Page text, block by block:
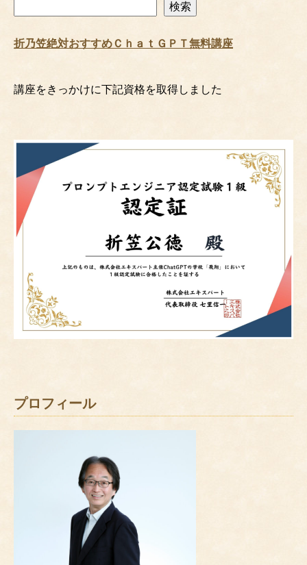
索
検索
折乃笠絶対おすすめＣｈａｔＧＰＴ無料講座
講座をきっかけに下記資格を取得しました
プロフィール